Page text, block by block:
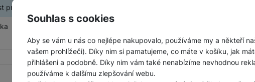
Souhlas s cookies
Aby se vám u nás co nejlépe nakupovalo, používáme my a někteří
vašem prohlížeči). Díky nim si pamatujeme, co máte v košíku, jak
přihlášeni a podobně. Díky nim vám také nenabízíme nevhodnou
používáme k dalšímu zlepšování webu.
produktu